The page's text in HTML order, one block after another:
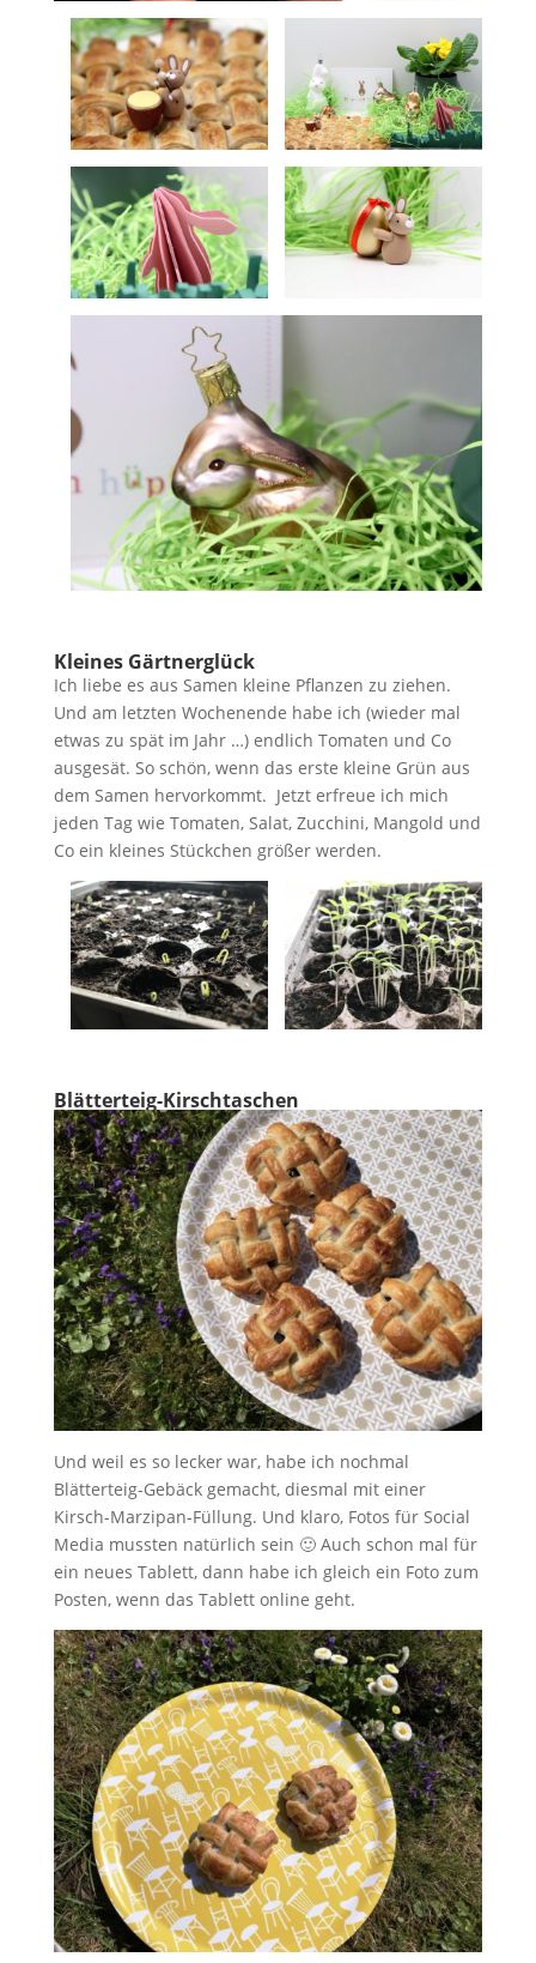
Kleines Gärtnerglück
Ich liebe es aus Samen kleine Pflanzen zu ziehen.
Und am letzten Wochenende habe ich (wieder mal
etwas zu spät im Jahr …) endlich Tomaten und Co
ausgesät. So schön, wenn das erste kleine Grün aus
dem Samen hervorkommt. Jetzt erfreue ich mich
jeden Tag wie Tomaten, Salat, Zucchini, Mangold und
Co ein kleines Stückchen größer werden.
Blätterteig-Kirschtaschen
Und weil es so lecker war, habe ich nochmal
Blätterteig-Gebäck gemacht, diesmal mit einer
Kirsch-Marzipan-Füllung. Und klaro, Fotos für Social
Media mussten natürlich sein 🙂 Auch schon mal für
ein neues Tablett, dann habe ich gleich ein Foto zum
Posten, wenn das Tablett online geht.